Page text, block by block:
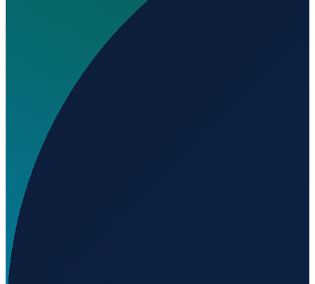
Wo liegt Ellwangen Airfield?
Auf welcher Höhe liegt Ellwangen Airfield?
Wird geladen...
48.96148
503
Hamburg